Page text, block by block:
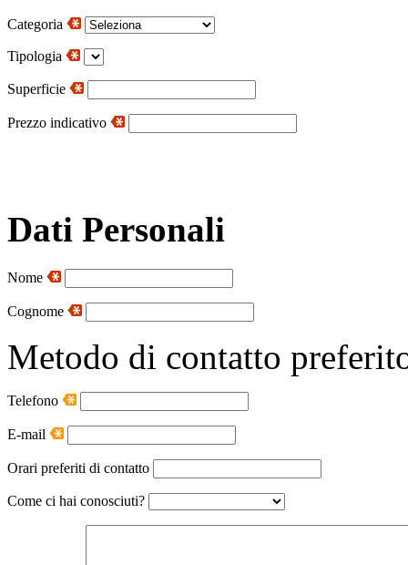
Categoria
Tipologia
Superficie
Prezzo indicativo
Dati Personali
Nome
Cognome
Metodo di contatto
Telefono
E-mail
Orari preferiti di contatto
Come ci hai conosciuti?